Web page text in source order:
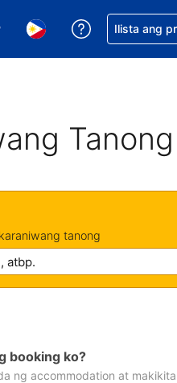
ng currency mo. PHP
Pumili ng wika mo.
Makakuha
Ilista ang
Tanong
tanong
booking ko?
ng accommodation at